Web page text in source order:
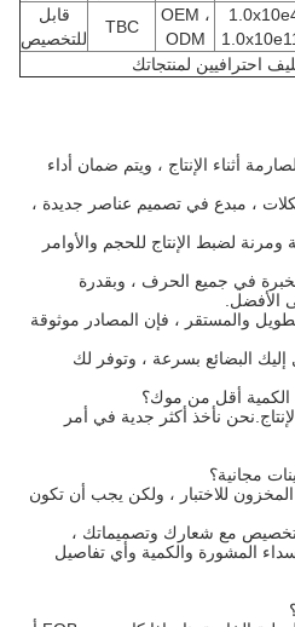
OEM ،
ODM
TBC
قابل
للتخصيص
احترافيين لمنتجاتك
أثناء الإنتاج ، ويتم ضمان أداء
، مبدع في تصميم عناصر جديدة ،
لضبط الإنتاج للحجم والأوامر
الخبرة في جميع الحرف ، وبقدرة
والمستقر ، فإن المصادر موثوقة
البضائع بسرعة ، وتوفر لك
نأخذ أكثر جدية في أمر
للاختبار ، ولكن يجب أن تكون
مع شعارك وتصميماتك ،
المشورة والكمية وأي تفاصيل